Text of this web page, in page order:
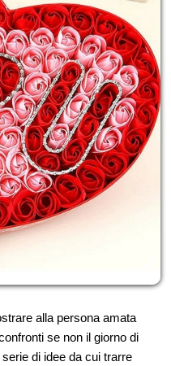
alla persona amata
se non il giorno di
di idee da cui trarre